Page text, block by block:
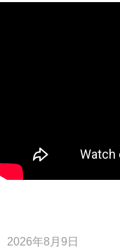
2026年8月9日